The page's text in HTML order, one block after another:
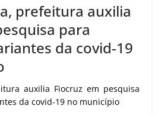
prefeitura auxilia
para
da covid-19
auxilia Fiocruz em pesquisa
da covid-19 no município